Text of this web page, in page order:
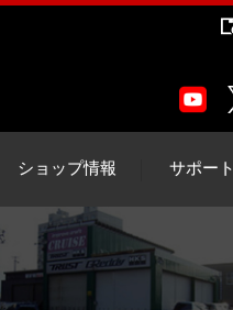
ショップ情報 サポート